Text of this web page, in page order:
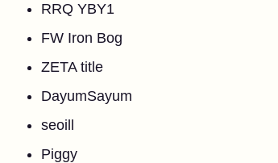
RRQ YBY1
FW Iron Bog
ZETA title
DayumSayum
seoill
Piggy